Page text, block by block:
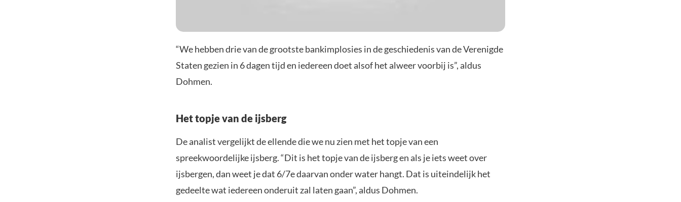
“We hebben drie van de grootste bankimplosies in de geschiedenis van de Verenigde
Staten gezien in 6 dagen tijd en iedereen doet alsof het alweer voorbij is”, aldus
Dohmen.
Het topje van de ijsberg
De analist vergelijkt de ellende die we nu zien met het topje van een
spreekwoordelijke ijsberg. “Dit is het topje van de ijsberg en als je iets weet over
ijsbergen, dan weet je dat 6/7e daarvan onder water hangt. Dat is uiteindelijk het
gedeelte wat iedereen onderuit zal laten gaan”, aldus Dohmen.